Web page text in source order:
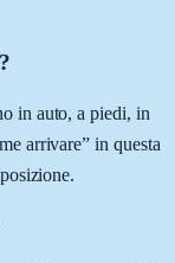
in auto, a piedi, in
arrivare” in questa